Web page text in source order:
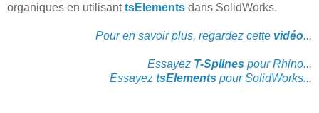
organiques en utilisanttsElements dans SolidWorks.
Pour en savoir plus, regardez cette vidéo...
Essayez T-Splines pour Rhino...
Essayez tsElements pour SolidWorks...